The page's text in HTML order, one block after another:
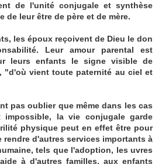
de l'unité conjugale et synthèse
de leur être de père et de mère.
les époux reçoivent de Dieu le don
Leur amour parental est
leurs enfants le signe visible de
"d'où vient toute paternité au ciel et
oublier que même dans les cas
la vie conjugale garde
physique peut en effet être pour
d'autres services importants à
tels que l'adoption, les uvres
à d'autres familles, aux enfants